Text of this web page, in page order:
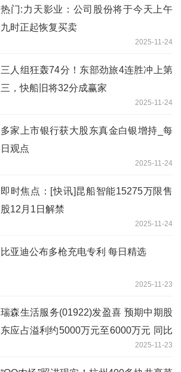
热门:力天影业：公司股份将于今天上午
九时正起恢复买卖
2025-11-24
三人组狂轰74分！东部劲旅4连胜冲上第
三，快船旧将32分成赢家
2025-11-24
多家上市银行获大股东真金白银增持_每
日观点
2025-11-24
即时焦点：[快讯]昆船智能15275万限售
股12月1日解禁
2025-11-24
比亚迪公布多枪充电专利 每日精选
2025-11-23
瑞森生活服务(01922)发盈喜 预期中期股
东应占溢利约5000万元至6000万元 同比
2025-11-23